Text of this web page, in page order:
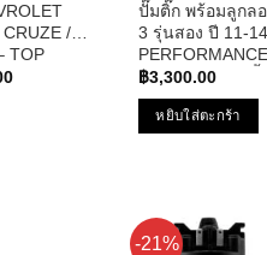
/
TOP
ยล์หัวเทียน
Current
ปั๊มติ๊ก พร้อมลูกล
3 รุ่นสอง ปี 11-
TPFMZ-913 – ปั้
฿3,300.00
หยิบใส่ตะกร้า
-21%